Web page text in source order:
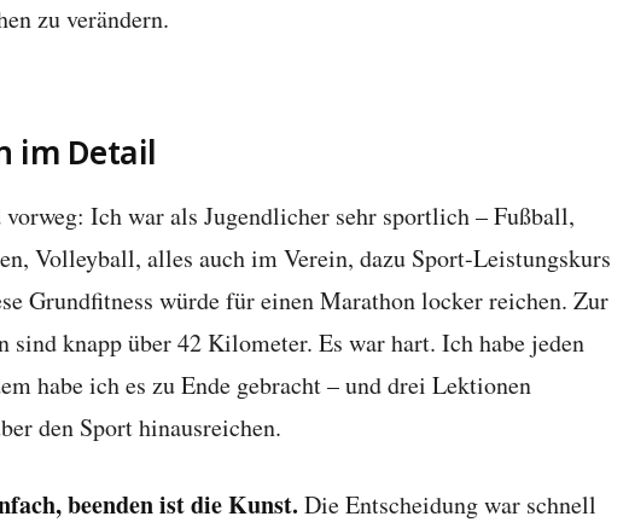
zu verändern.
im Detail
Ich war als Jugendlicher sehr sportlich – Fußball,
Volleyball, alles auch im Verein, dazu Sport-Leistungskurs
Grundfitness würde für einen Marathon locker reichen. Zur
knapp über 42 Kilometer. Es war hart. Ich habe jeden
habe ich es zu Ende gebracht – und drei Lektionen
den Sport hinausreichen.
beenden ist die Kunst. Die Entscheidung war schnell